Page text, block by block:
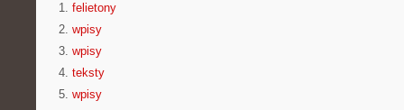
1. felietony
2. wpisy
3. wpisy
4. teksty
5. wpisy